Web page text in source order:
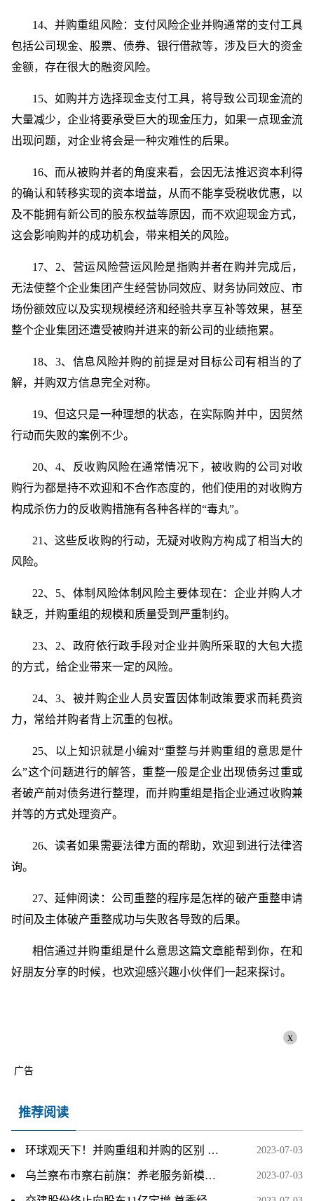
14、并购重组风险：支付风险企业并购通常的支付工具
包括公司现金、股票、债券、银行借款等，涉及巨大的资金
金额，存在很大的融资风险。
15、如购并方选择现金支付工具，将导致公司现金流的
大量减少，企业将要承受巨大的现金压力，如果一点现金流
出现问题，对企业将会是一种灾难性的后果。
16、而从被购并者的角度来看，会因无法推迟资本利得
的确认和转移实现的资本增益，从而不能享受税收优惠，以
及不能拥有新公司的股东权益等原因，而不欢迎现金方式，
这会影响购并的成功机会，带来相关的风险。
17、2、营运风险营运风险是指购并者在购并完成后，
无法使整个企业集团产生经营协同效应、财务协同效应、市
场份额效应以及实现规模经济和经验共享互补等效果，甚至
整个企业集团还遭受被购并进来的新公司的业绩拖累。
18、3、信息风险并购的前提是对目标公司有相当的了
解，并购双方信息完全对称。
19、但这只是一种理想的状态，在实际购并中，因贸然
行动而失败的案例不少。
20、4、反收购风险在通常情况下，被收购的公司对收
购行为都是持不欢迎和不合作态度的，他们使用的对收购方
构成杀伤力的反收购措施有各种各样的“毒丸”。
21、这些反收购的行动，无疑对收购方构成了相当大的
风险。
22、5、体制风险体制风险主要体现在：企业并购人才
缺乏，并购重组的规模和质量受到严重制约。
23、2、政府依行政手段对企业并购所采取的大包大揽
的方式，给企业带来一定的风险。
24、3、被并购企业人员安置因体制政策要求而耗费资
力，常给并购者背上沉重的包袱。
25、以上知识就是小编对“重整与并购重组的意思是什
么”这个问题进行的解答，重整一般是企业出现债务过重或
者破产前对债务进行整理，而并购重组是指企业通过收购兼
并等的方式处理资产。
26、读者如果需要法律方面的帮助，欢迎到进行法律咨
询。
27、延伸阅读：公司重整的程序是怎样的破产重整申请
时间及主体破产重整成功与失败各导致的后果。
相信通过并购重组是什么意思这篇文章能帮到你，在和
好朋友分享的时候，也欢迎感兴趣小伙伴们一起来探讨。
x
广告
推荐阅读
环球观天下！并购重组和并购的区别 并购重组是什么意思 2023-07-03
乌兰察布市察右前旗：养老服务新模式 托起幸福“夕阳红” 2023-07-03